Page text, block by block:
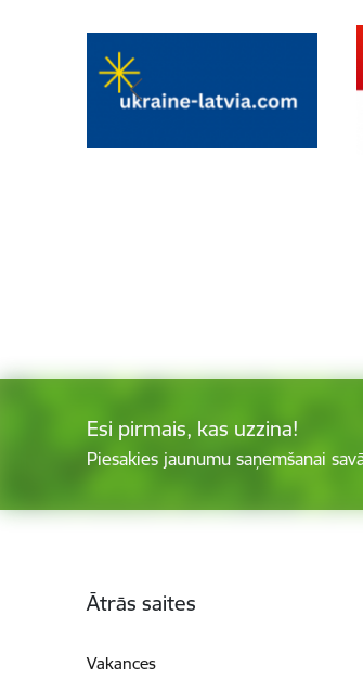
Esi pirmais, kas uzzina!
Piesakies jaunumu saņemšanai
Ātrās saites
Vakances